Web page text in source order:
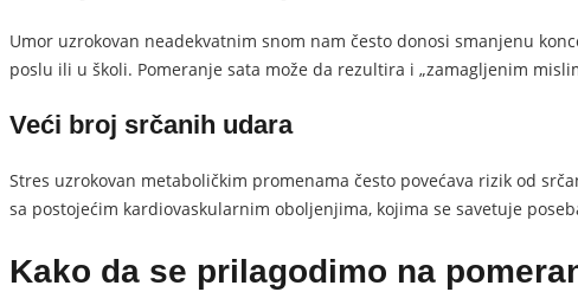
Umor uzrokovan neadekvatnim snom nam često donosi smanjenu
poslu ili u školi. Pomeranje sata može da rezultira i „zamagljenim
Veći broj srčanih udara
Stres uzrokovan metaboličkim promenama često povećava rizik od
sa postojećim kardiovaskularnim oboljenjima, kojima se savetuje
Kako da se prilagodimo na